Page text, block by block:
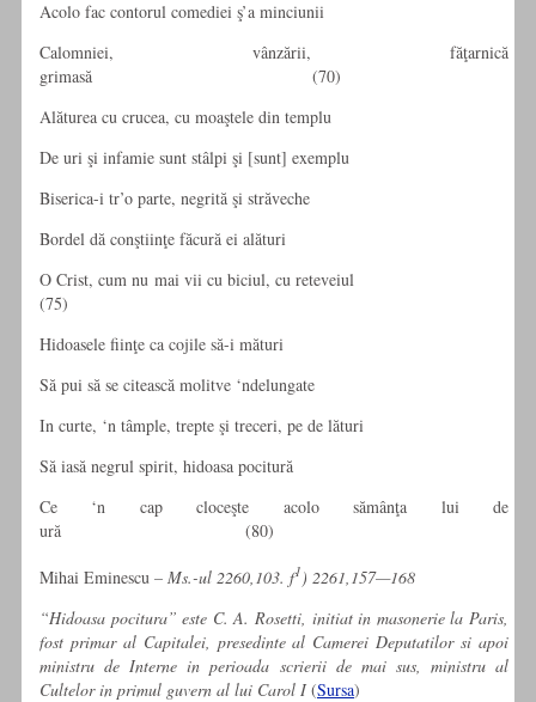
Acolo fac contorul comediei ş’a minciunii
Calomniei, vânzării, făţarnică
grimasă (70)
Alăturea cu crucea, cu moaştele din templu
De uri şi infamie sunt stâlpi şi [sunt] exemplu
Biserica-i tr’o parte, negrită şi străveche
Bordel dă conştiinţe făcură ei alături
O Crist, cum nu mai vii cu biciul, cu reteveiul
(75)
Hidoasele fiinţe ca cojile să-i mături
Să pui să se citească molitve ‘ndelungate
In curte, ‘n tâmple, trepte şi treceri, pe de lături
Să iasă negrul spirit, hidoasa pocitură
Ce ‘n cap cloceşte acolo sămânţa lui de
ură (80)
Mihai Eminescu – Ms.-ul 2260,103. f1 ) 2261,157—168
“Hidoasa pocitura” este C. A. Rosetti, initiat in masonerie la Paris,
fost primar al Capitalei, presedinte al Camerei Deputatilor si apoi
ministru de Interne in perioada scrierii de mai sus, ministru al
Cultelor in primul guvern al lui Carol I (Sursa)